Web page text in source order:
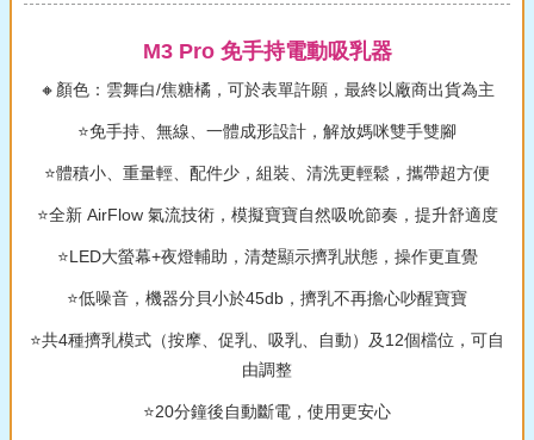
M3 Pro 免手持電動吸乳器
🔸顏色：雲舞白/焦糖橘，可於表單許願，最終以廠商出貨為主
⭐免手持、無線、一體成形設計，解放媽咪雙手雙腳
⭐體積小、重量輕、配件少，組裝、清洗更輕鬆，攜帶超方便
⭐全新 AirFlow 氣流技術，模擬寶寶自然吸吮節奏，提升舒適度
⭐LED大螢幕+夜燈輔助，清楚顯示擠乳狀態，操作更直覺
⭐低噪音，機器分貝小於45db，擠乳不再擔心吵醒寶寶
⭐共4種擠乳模式（按摩、促乳、吸乳、自動）及12個檔位，可自
由調整
⭐20分鐘後自動斷電，使用更安心